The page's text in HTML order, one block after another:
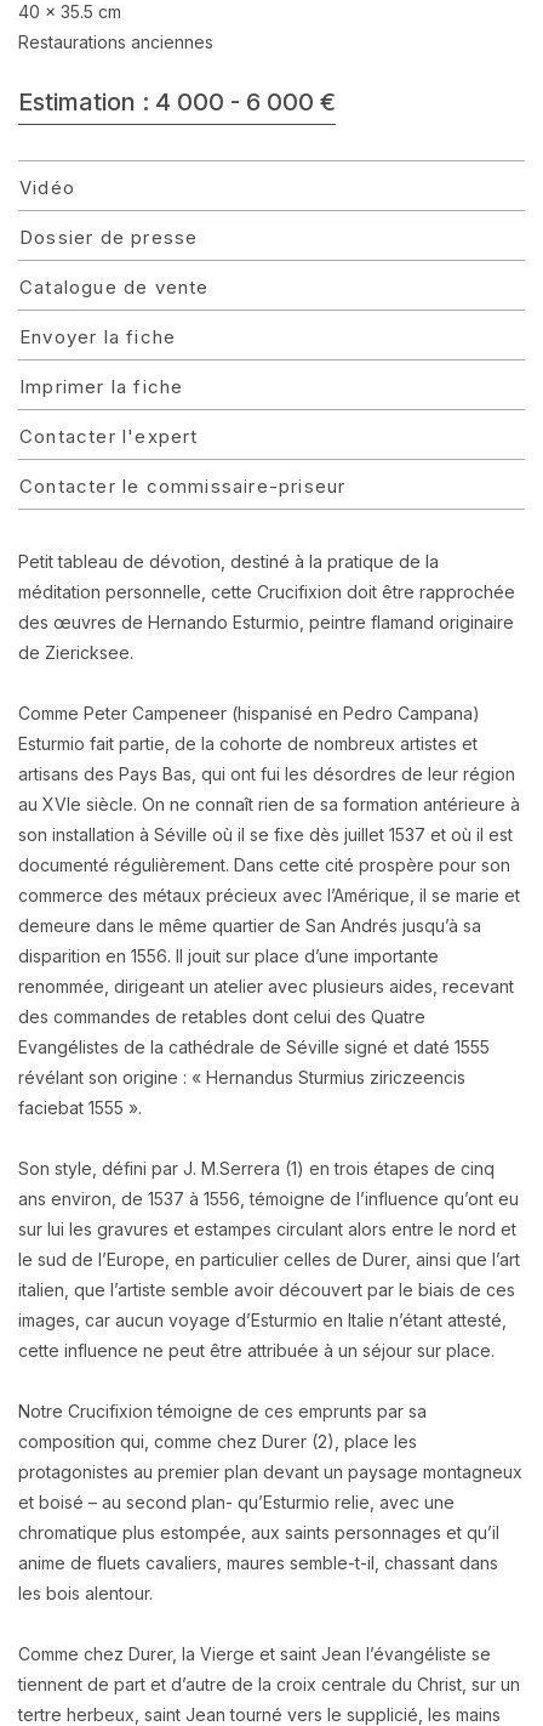
40 x 35.5 cm
Restaurations anciennes
Estimation : 4 000 - 6 000 €
Vidéo
Dossier de presse
Catalogue de vente
Envoyer la fiche
Imprimer la fiche
Contacter l'expert
Contacter le commissaire-priseur
Petit tableau de dévotion, destiné à la pratique de la
méditation personnelle, cette Crucifixion doit être rapprochée
des œuvres de Hernando Esturmio, peintre flamand originaire
de Ziericksee.
Comme Peter Campeneer (hispanisé en Pedro Campana)
Esturmio fait partie, de la cohorte de nombreux artistes et
artisans des Pays Bas, qui ont fui les désordres de leur région
au XVIe siècle. On ne connaît rien de sa formation antérieure à
son installation à Séville où il se fixe dès juillet 1537 et où il est
documenté régulièrement. Dans cette cité prospère pour son
commerce des métaux précieux avec l’Amérique, il se marie et
demeure dans le même quartier de San Andrés jusqu’à sa
disparition en 1556. Il jouit sur place d’une importante
renommée, dirigeant un atelier avec plusieurs aides, recevant
des commandes de retables dont celui des Quatre
Evangélistes de la cathédrale de Séville signé et daté 1555
révélant son origine : « Hernandus Sturmius ziriczeencis
faciebat 1555 ».
Son style, défini par J. M.Serrera (1) en trois étapes de cinq
ans environ, de 1537 à 1556, témoigne de l’influence qu’ont eu
sur lui les gravures et estampes circulant alors entre le nord et
le sud de l’Europe, en particulier celles de Durer, ainsi que l’art
italien, que l’artiste semble avoir découvert par le biais de ces
images, car aucun voyage d’Esturmio en Italie n’étant attesté,
cette influence ne peut être attribuée à un séjour sur place.
Notre Crucifixion témoigne de ces emprunts par sa
composition qui, comme chez Durer (2), place les
protagonistes au premier plan devant un paysage montagneux
et boisé – au second plan- qu’Esturmio relie, avec une
chromatique plus estompée, aux saints personnages et qu’il
anime de fluets cavaliers, maures semble-t-il, chassant dans
les bois alentour.
Comme chez Durer, la Vierge et saint Jean l’évangéliste se
tiennent de part et d’autre de la croix centrale du Christ, sur un
tertre herbeux, saint Jean tourné vers le supplicié, les mains